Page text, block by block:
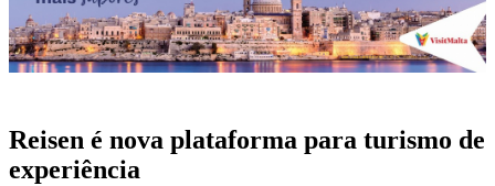
Reisen é nova plataforma para turismo de
experiência